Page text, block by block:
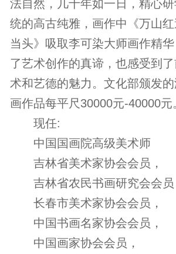
法自然，几十年如一日，精心
统的高古纯雅，画作中《万山
当头》吸取李可染大师画作精
了艺术创作的真谛，也感受到
术和艺德的魅力。文化部颁发
画作品每平尺30000元-40000元
现任:
中国国画院高级美术师
吉林省美术家协会会员，
吉林省农民书画研究会会员
长春市美术家协会会员，
中国书画名家协会会员，
中国画家协会会员，